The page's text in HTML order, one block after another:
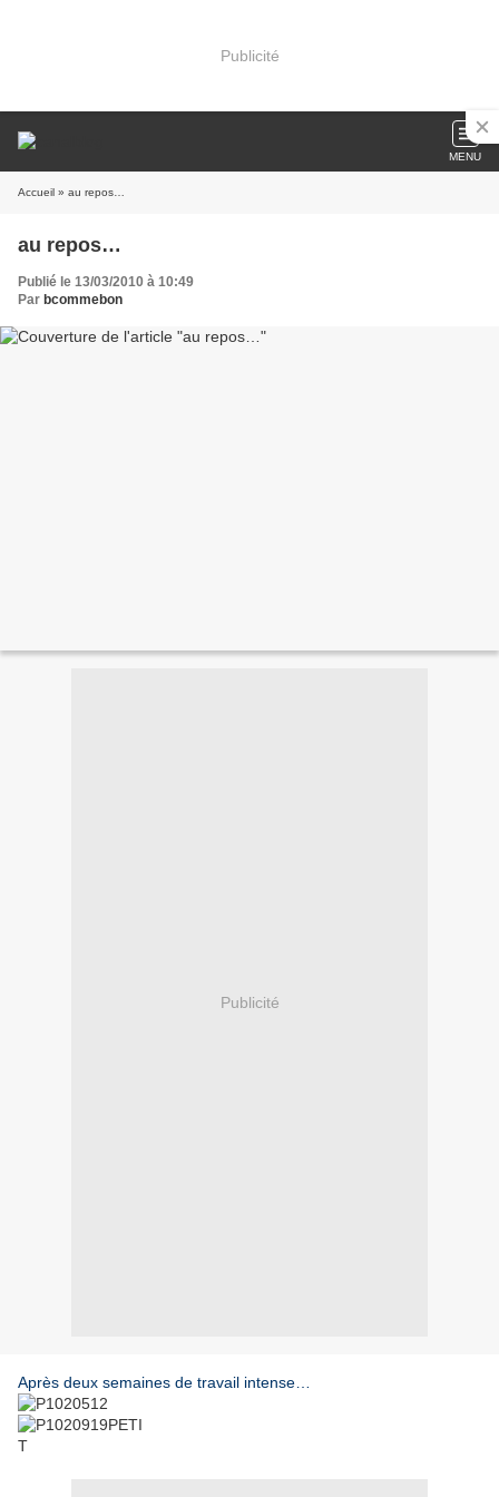
Publicité
MENU
Accueil » au repos…
au repos…
Publié le 13/03/2010 à 10:49
Par bcommebon
Publicité
Après deux semaines de travail intense…